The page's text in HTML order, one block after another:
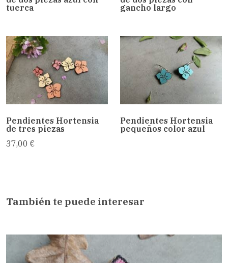
tuerca
gancho largo
Pendientes Hortensia
de tres piezas
37,00 €
Pendientes Hortensia
pequeños color azul
También te puede interesar